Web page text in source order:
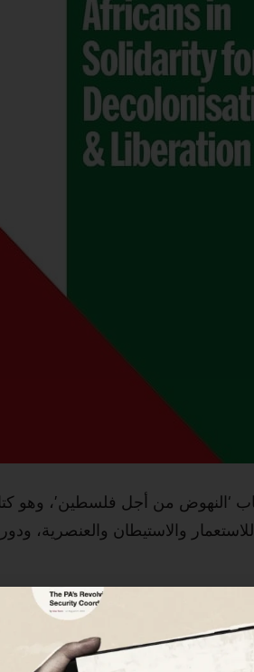
‘النهوض من أجل فلسطين’، وهو
والاستيطان
في